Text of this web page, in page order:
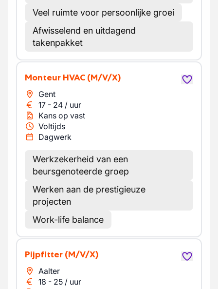
Veel ruimte voor persoonlijke groei
Afwisselend en uitdagend
takenpakket
Monteur HVAC (M/V/X)
Gent
17 - 24 / uur
Kans op vast
Voltijds
Dagwerk
Werkzekerheid van een
beursgenoteerde groep
Werken aan de prestigieuze
projecten
Work-life balance
Pijpfitter (M/V/X)
Aalter
18 - 25 / uur